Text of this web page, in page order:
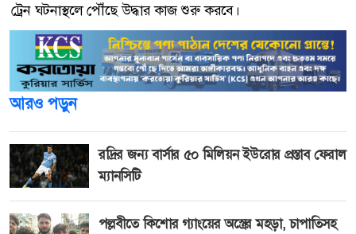
ট্রেন ঘটনাস্থলে পৌঁছে উদ্ধার কাজ শুরু করবে।
আরও পড়ুন
রদ্রির জন্য বার্সার ৫০ মিলিয়ন ইউরোর প্রস্তাব ফেরাল
ম্যানসিটি
পল্লবীতে কিশোর গ্যাংয়ের অস্ত্রের মহড়া, চাপাতিসহ